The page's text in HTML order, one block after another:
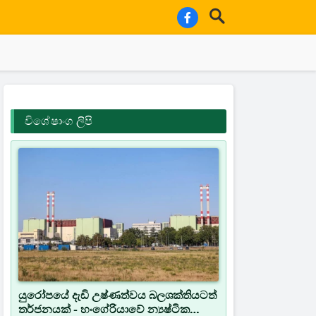
විශේෂාංග ලිපි
යුරෝපයේ දැඩි උෂ්ණත්වය බලශක්තියටත්
තර්ජනයක් - හංගේරියාවේ න්‍යෂ්ටික